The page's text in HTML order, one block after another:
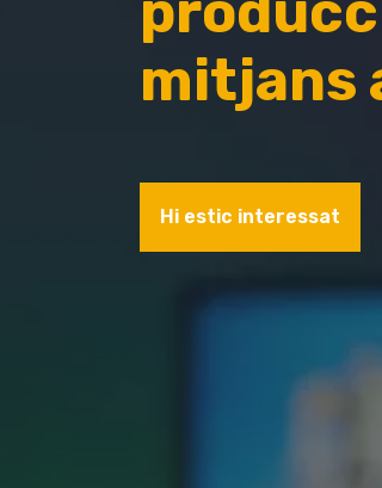
mitjans
Hi estic interessat